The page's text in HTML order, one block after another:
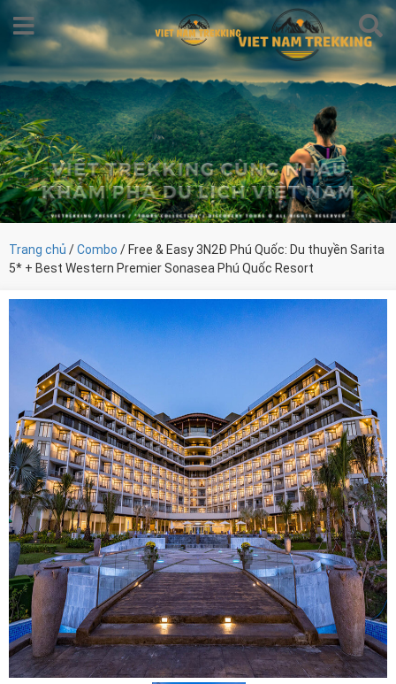
Trang chủ /Combo / Free & Easy 3N2Đ Phú Quốc: Du thuyền Sarita
5* + Best Western Premier Sonasea Phú Quốc Resort